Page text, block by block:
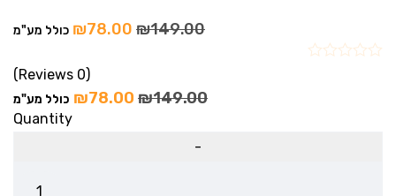
₪149.00
₪78.00 כולל מע"מ
(0 Reviews)
₪149.00
₪78.00 כולל מע"מ
Quantity